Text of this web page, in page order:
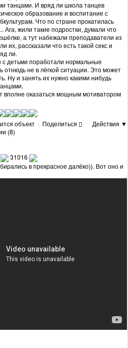
танцами. И вряд ли школа танцев
образование и воспитание с
Что по стране прокатилась
Ага, жили такие подростки, думали что
а тут набежали преподаватели из
их, рассказали что есть такой секс и
ли.
с детьми поработали нормальные
отнюдь не в лёгкой ситуации. Это может
Ну и занять их нужно какими нибудь
вполне оказаться мощным мотиватором
объект · Поделиться
Действия ▼
(8)
31016
в прекрасное далёко)). Вот оно и